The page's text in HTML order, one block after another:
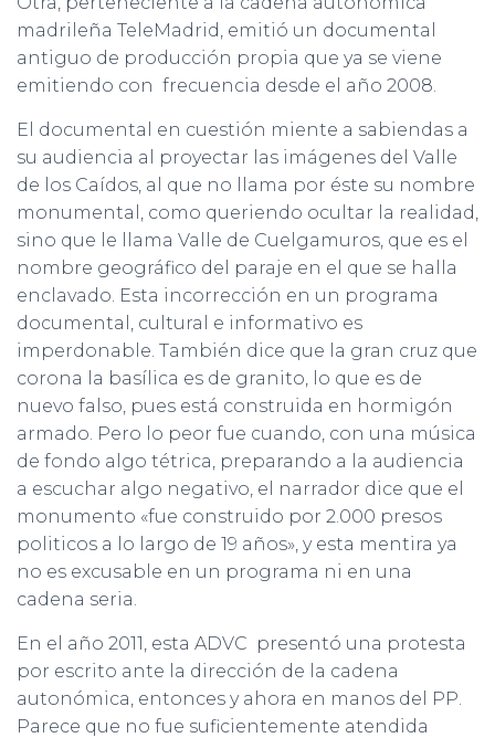
madrileña TeleMadrid, emitió un documental
antiguo de producción propia que ya se viene
emitiendo con frecuencia desde el año 2008.
El documental en cuestión miente a sabiendas a
su audiencia al proyectar las imágenes del Valle
de los Caídos, al que no llama por éste su nombre
monumental, como queriendo ocultar la realidad,
sino que le llama Valle de Cuelgamuros, que es el
nombre geográfico del paraje en el que se halla
enclavado. Esta incorrección en un programa
documental, cultural e informativo es
imperdonable. También dice que la gran cruz que
corona la basílica es de granito, lo que es de
nuevo falso, pues está construida en hormigón
armado. Pero lo peor fue cuando, con una música
de fondo algo tétrica, preparando a la audiencia
a escuchar algo negativo, el narrador dice que el
monumento «fue construido por 2.000 presos
politicos a lo largo de 19 años», y esta mentira ya
no es excusable en un programa ni en una
cadena seria.
En el año 2011, esta ADVC presentó una protesta
por escrito ante la dirección de la cadena
autonómica, entonces y ahora en manos del PP.
Parece que no fue suficientemente atendida